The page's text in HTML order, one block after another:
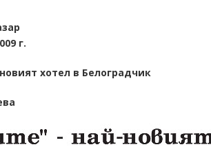
г.
хотел в Белоградчик